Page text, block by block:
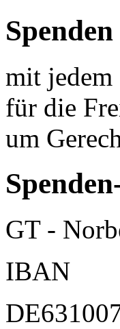
mit jedem
für die
um
GT -
IBAN